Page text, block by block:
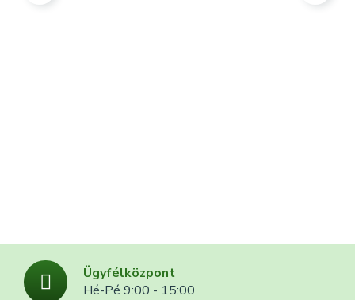
Ügyfélközpont
Hé-Pé 9:00 - 15:00